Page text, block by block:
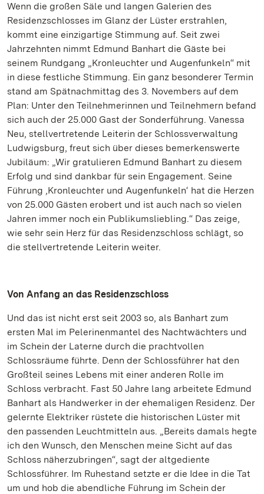
Wenn die großen Säle und langen Galerien des
Residenzschlosses im Glanz der Lüster erstrahlen,
kommt eine einzigartige Stimmung auf. Seit zwei
Jahrzehnten nimmt Edmund Banhart die Gäste bei
seinem Rundgang „Kronleuchter und Augenfunkeln“ mit
in diese festliche Stimmung. Ein ganz besonderer Termin
stand am Spätnachmittag des 3. Novembers auf dem
Plan: Unter den Teilnehmerinnen und Teilnehmern befand
sich auch der 25.000 Gast der Sonderführung. Vanessa
Neu, stellvertretende Leiterin der Schlossverwaltung
Ludwigsburg, freut sich über dieses bemerkenswerte
Jubiläum: „Wir gratulieren Edmund Banhart zu diesem
Erfolg und sind dankbar für sein Engagement. Seine
Führung ‚Kronleuchter und Augenfunkeln‘ hat die Herzen
von 25.000 Gästen erobert und ist auch nach so vielen
Jahren immer noch ein Publikumsliebling.“ Das zeige,
wie sehr sein Herz für das Residenzschloss schlägt, so
die stellvertretende Leiterin weiter.
Von Anfang an das Residenzschloss
Und das ist nicht erst seit 2003 so, als Banhart zum
ersten Mal im Pelerinenmantel des Nachtwächters und
im Schein der Laterne durch die prachtvollen
Schlossräume führte. Denn der Schlossführer hat den
Großteil seines Lebens mit einer anderen Rolle im
Schloss verbracht. Fast 50 Jahre lang arbeitete Edmund
Banhart als Handwerker in der ehemaligen Residenz. Der
gelernte Elektriker rüstete die historischen Lüster mit
den passenden Leuchtmitteln aus. „Bereits damals hegte
ich den Wunsch, den Menschen meine Sicht auf das
Schloss näherzubringen“, sagt der altgediente
Schlossführer. Im Ruhestand setzte er die Idee in die Tat
um und hob die abendliche Führung im Schein der